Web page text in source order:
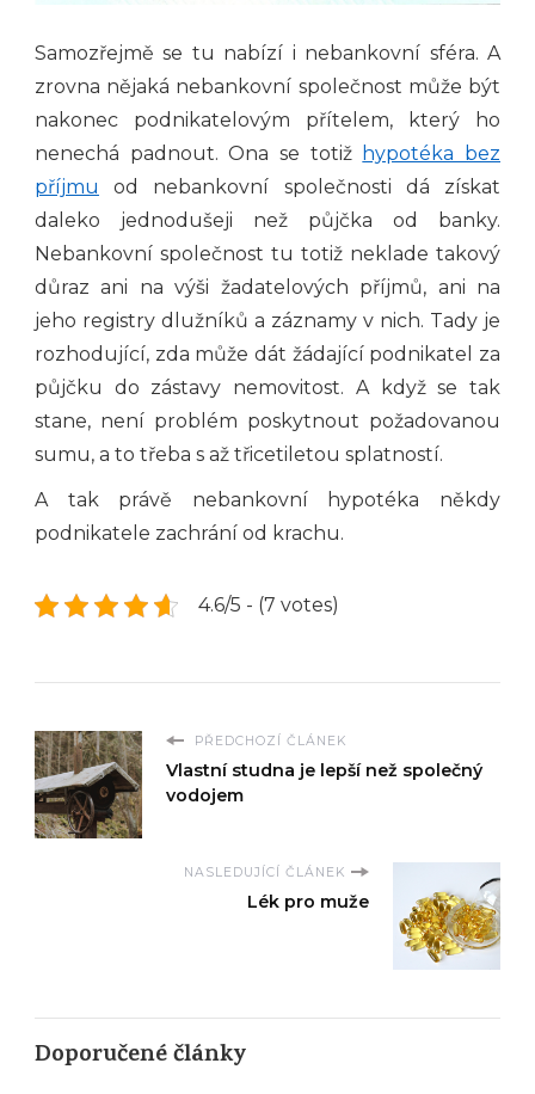
Samozřejmě se tu nabízí i nebankovní sféra. A
zrovna nějaká nebankovní společnost může být
nakonec podnikatelovým přítelem, který ho
nenechá padnout. Ona se totiž hypotéka bez
příjmu
od nebankovní společnosti dá získat
daleko jednodušeji než půjčka od banky.
Nebankovní společnost tu totiž neklade takový
důraz ani na výši žadatelových příjmů, ani na
jeho registry dlužníků a záznamy v nich. Tady je
rozhodující, zda může dát žádající podnikatel za
půjčku do zástavy nemovitost. A když se tak
stane, není problém poskytnout požadovanou
sumu, a to třeba s až třicetiletou splatností.
A tak právě nebankovní hypotéka někdy
podnikatele zachrání od krachu.
4.6/5 - (7 votes)
PŘEDCHOZÍ ČLÁNEK
Vlastní studna je lepší než společný
vodojem
NASLEDUJÍCÍ ČLÁNEK
Lék pro muže
Doporučené články